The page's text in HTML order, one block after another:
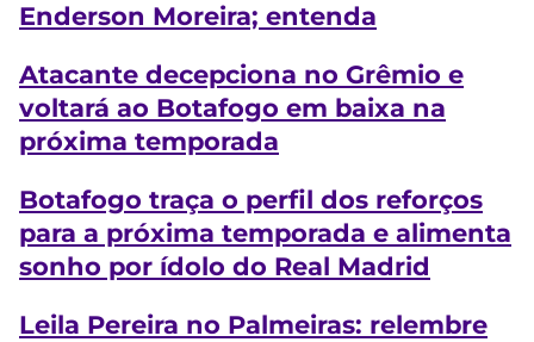
Enderson Moreira; entenda
Atacante decepciona no Grêmio e
voltará ao Botafogo em baixa na
próxima temporada
Botafogo traça o perfil dos reforços
para a próxima temporada e alimenta
sonho por ídolo do Real Madrid
Leila Pereira no Palmeiras: relembre